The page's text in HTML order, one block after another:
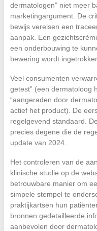
dermatologen” niet meer
marketingargument. De
bewijs vereisen een
aanpak. Een
een onderbouwing te
bewering wordt
Veel consumenten
getest” (een dermatoloog
“aangeraden door
actief het product). De
regelgevend standaard.
precies degene die de
update van 2024.
Het controleren van de
klinische studie op de
betrouwbare manier om
simpele stempel te
praktijkartsen hun
bronnen gedetailleerde
aanbevolen door